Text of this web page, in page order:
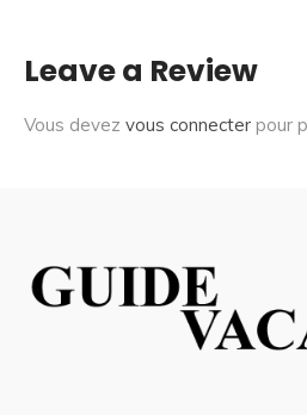
Leave a Review
Vous devez vous connecter pour